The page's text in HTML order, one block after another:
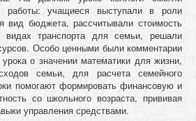
работы: учащиеся выступали в роли
вид бюджета, рассчитывали стоимость
видах транспорта для семьи, решали
Особо ценными были комментарии
о значении математики для жизни,
семьи, для расчета семейного
помогают формировать финансовую и
со школьного возраста, прививая
управления средствами.